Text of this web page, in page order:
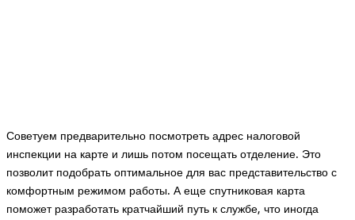
Советуем предварительно посмотреть адрес налоговой
инспекции на карте и лишь потом посещать отделение. Это
позволит подобрать оптимальное для вас представительство с
комфортным режимом работы. А еще спутниковая карта
поможет разработать кратчайший путь к службе, что иногда